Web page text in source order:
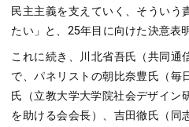
民主主義を支えていく、そういう
たい」と、25年目に向けた決意表
これに続き、川北省吾氏（共同通
で、パネリストの朝比奈豊氏（毎
氏（立教大学大学院社会デザイン
を助ける会会長）、吉田徹氏（同